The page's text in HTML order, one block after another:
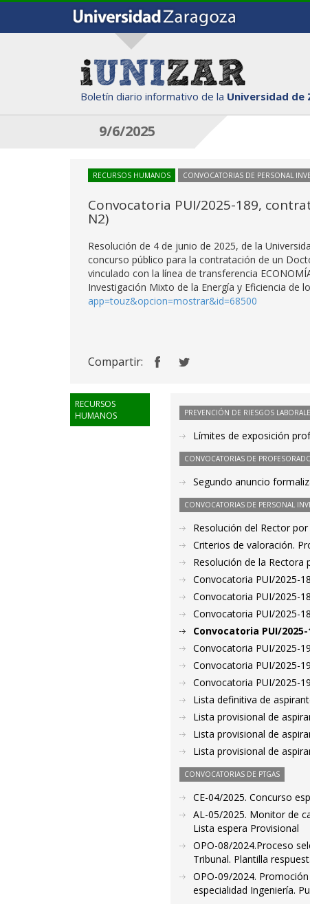
Boletín diario informativo de la Universidad de
9/6/2025
RECURSOS HUMANOS CONVOCATORIAS DE PERSONAL
Convocatoria PUI/2025-189,
N2)
Resolución de 4 de junio de 2025, de la
concurso público para la contratación de un
vinculado con la línea de transferencia
Investigación Mixto de la Energía y Eficiencia de
app=touz&opcion=mostrar&id=68500
Compartir:
RECURSOS
HUMANOS
PREVENCIÓN DE RIESGOS
Límites de exposición
CONVOCATORIAS DE
Segundo anuncio
CONVOCATORIAS DE PERSONAL
Resolución del Rector
Criterios de valoración.
Resolución de la
Convocatoria PUI/2025-
Convocatoria PUI/2025-
Convocatoria PUI/2025-
Convocatoria PUI/
Convocatoria PUI/2025-
Convocatoria PUI/2025-
Convocatoria PUI/2025-
Lista definitiva de
Lista provisional de
Lista provisional de
Lista provisional de
CONVOCATORIAS DE PTGAS
CE-04/2025. Concurso
AL-05/2025. Monitor de
Lista espera Provisional
OPO-08/2024.Proceso
Tribunal. Plantilla
OPO-09/2024.
especialidad Ingeniería.